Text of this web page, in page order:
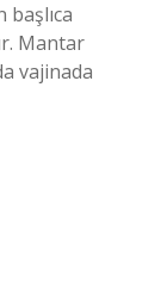
Mantar
vajinada